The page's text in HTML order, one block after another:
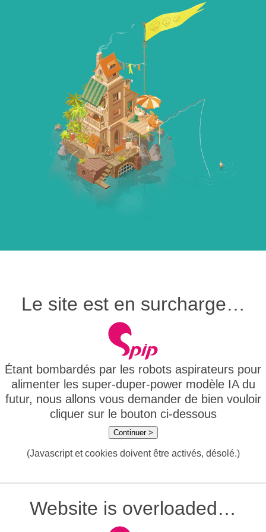
Le site est en surcharge…
Étant bombardés par les robots aspirateurs pour
alimenter les super-duper-power modèle IA du
futur, nous allons vous demander de bien vouloir
cliquer sur le bouton ci-dessous
Continuer >
(Javascript et cookies doivent être activés, désolé.)
Website is overloaded…